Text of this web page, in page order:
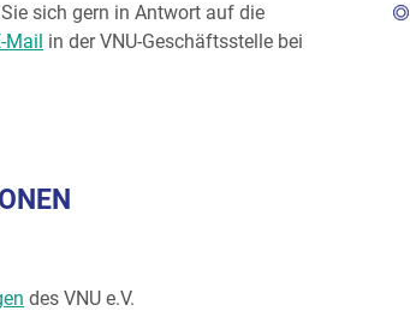
sich gern in Antwort auf die
Mail in der VNU-Geschäftsstelle bei
des VNU e.V.